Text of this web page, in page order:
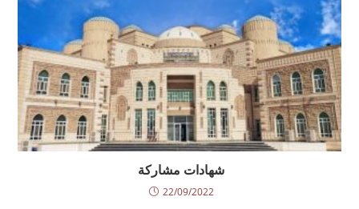
شهادات مشاركة
22/09/2022